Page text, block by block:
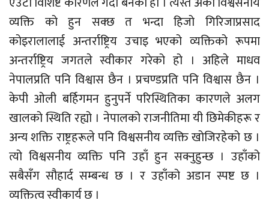
व्यक्ति को हुन सक्छ त भन्दा हिजो गिरिजाप्रसाद
कोइरालालाई अन्तर्राष्ट्रिय उचाइ भएको व्यक्तिको रूपमा
अन्तर्राष्ट्रिय जगतले स्वीकार गरेको हो । अहिले माधव
नेपालप्रति पनि विश्वास छैन । प्रचण्डप्रति पनि विश्वास छैन ।
केपी ओली बर्हिगमन हुनुपर्ने परिस्थितिका कारणले अलग
खालको स्थिति रह्यो । नेपालको राजनीतिमा यी छिमेकीहरू र
अन्य शक्ति राष्ट्रहरूले पनि विश्वसनीय व्यक्ति खोजिरहेको छ ।
त्यो विश्वसनीय व्यक्ति पनि उहाँ हुन सक्नुहुन्छ । उहाँको
सबैसँग सौहार्द सम्बन्ध छ । र उहाँको अडान स्पष्ट छ ।
व्यक्तित्व स्वीकार्य छ ।